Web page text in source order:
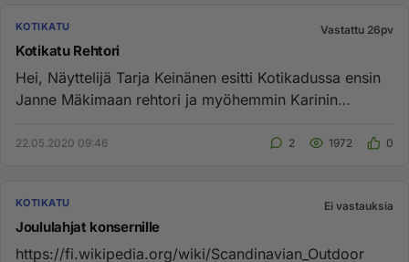
KOTIKATU Vastattu 26pv
Kotikatu Rehtori
Hei, Näyttelijä Tarja Keinänen esitti Kotikadussa ensin
Janne Mäkimaan rehtori ja myöhemmin Karinin
22.05.2020 09:46 2 1972 0
KOTIKATU Ei vastauksia
Joululahjat konsernille
https://fi.wikipedia.org/wiki/Scandinavian_Outdoor